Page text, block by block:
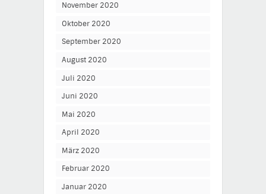
November 2020
Oktober 2020
September 2020
August 2020
Juli 2020
Juni 2020
Mai 2020
April 2020
März 2020
Februar 2020
Januar 2020